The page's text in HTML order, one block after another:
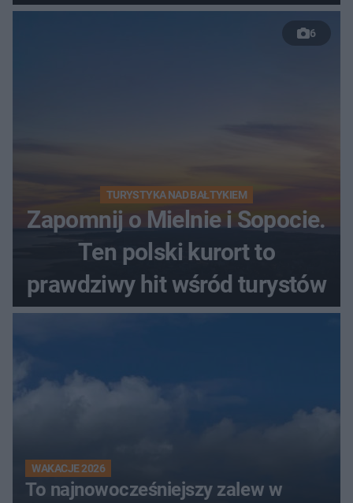
szczyt Gór Świętokrzyskich
6
TURYSTYKA NAD BAŁTYKIEM
Zapomnij o Mielnie i Sopocie.
Ten polski kurort to
prawdziwy hit wśród turystów
WAKACJE 2026
To najnowocześniejszy zalew w